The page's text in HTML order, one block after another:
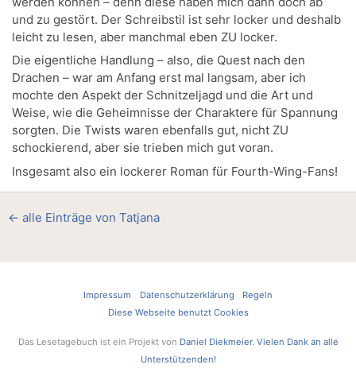
und zu gestört. Der Schreibstil ist sehr locker und deshalb
leicht zu lesen, aber manchmal eben ZU locker.
Die eigentliche Handlung – also, die Quest nach den
Drachen – war am Anfang erst mal langsam, aber ich
mochte den Aspekt der Schnitzeljagd und die Art und
Weise, wie die Geheimnisse der Charaktere für Spannung
sorgten. Die Twists waren ebenfalls gut, nicht ZU
schockierend, aber sie trieben mich gut voran.
Insgesamt also ein lockerer Roman für Fourth-Wing-Fans!
← alle Einträge von Tatjana
Impressum Datenschutzerklärung
Regeln
Diese Webseite benutzt Cookies
Das Lesetagebuch ist ein Projekt von Daniel Diekmeier. Vielen Dank an alle
Unterstützenden!